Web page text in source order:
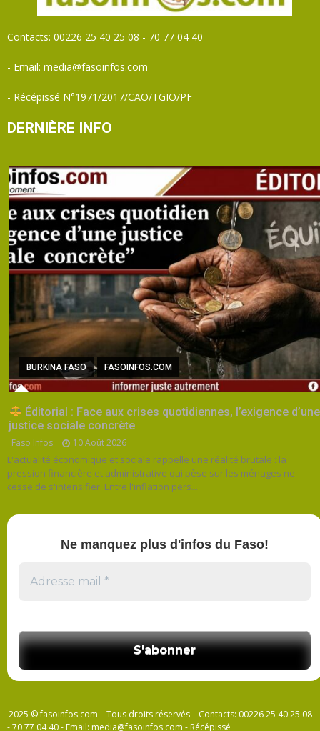
Contacts: 00226 25 40 25 08 - 70 77 04 40
- Email: media@fasoinfos.com
- Récépissé N°1971/2017/CAO/TGIO/PF
DERNIÈRE INFO
BURKINA FASO FASOINFOS.COM
Éditorial : Face aux crises quotidiennes, l’exigence d’une
justice sociale concrète
Faso Infos 10 Août 2026
L'actualité économique et sociale rappelle une réalité brutale : la
pression financière et administrative qui pèse sur les ménages ne
cesse de s'intensifier. Entre l'inflation pers...
Ne manquez plus d'infos du Faso!
2025 © fasoinfos.com – Tous droits réservés – Contacts: 00226 25 40 25 08
- 70 77 04 40 - Email: media@fasoinfos.com - Récépissé